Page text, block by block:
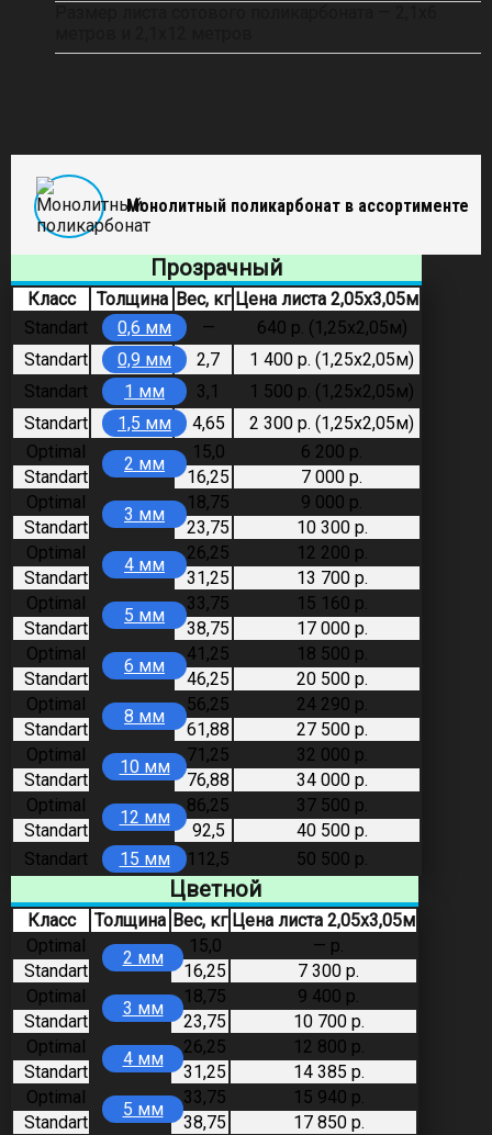
Монолитный поликарбонат в ассортименте
Прозрачный
Класс Толщина Вес, кг Цена листа 2,05х3,05м
Standart
0,6 мм —
640 р. (1,25х2,05м)
Standart
0,9 мм 2,7
1 400 р. (1,25х2,05м)
Standart
1 мм 3,1
1 500 р. (1,25х2,05м)
Standart
1,5 мм 4,65
2 300 р. (1,25х2,05м)
Optimal
2 мм
15,0
6 200 р.
Standart
16,25
7 000 р.
Optimal
3 мм
18,75
9 000 р.
Standart
23,75
10 300 р.
Optimal
4 мм
26,25
12 200 р.
Standart
31,25
13 700 р.
Optimal
5 мм
33,75
15 160 р.
Standart
38,75
17 000 р.
Optimal
6 мм
41,25
18 500 р.
Standart
46,25
20 500 р.
Optimal
8 мм
56,25
24 290 р.
Standart
61,88
27 500 р.
Optimal
10 мм
71,25
32 000 р.
Standart
76,88
34 000 р.
Optimal
12 мм
86,25
37 500 р.
Standart
92,5
40 500 р.
Standart
15 мм 112,5 50 500 р.
Цветной
Класс Толщина Вес, кг Цена листа 2,05х3,05м
Optimal
2 мм
15,0
— р.
Standart
16,25
7 300 р.
Optimal
3 мм
18,75
9 400 р.
Standart
23,75
10 700 р.
Optimal
4 мм
26,25
12 800 р.
Standart
31,25
14 385 р.
Optimal
5 мм
33,75
15 940 р.
Standart
38,75
17 850 р.